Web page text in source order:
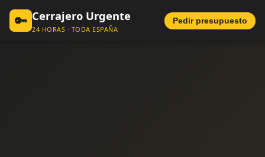
🔑 Cerrajero Urgente
24 HORAS · TODA ESPAÑA
Pedir presupuesto